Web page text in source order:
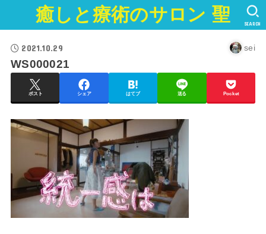
癒しと療術のサロン 聖 SEARCH
2021.10.29 sei
WS000021
ポスト シェア はてブ 送る Pocket